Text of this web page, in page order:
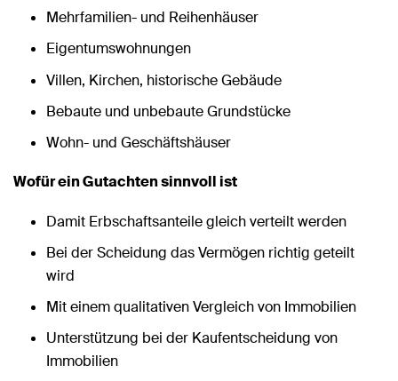
Mehrfamilien- und Reihenhäuser
Eigentumswohnungen
Villen, Kirchen, historische Gebäude
Bebaute und unbebaute Grundstücke
Wohn- und Geschäftshäuser
Wofür ein Gutachten sinnvoll ist
Damit Erbschaftsanteile gleich verteilt werden
Bei der Scheidung das Vermögen richtig geteilt
wird
Mit einem qualitativen Vergleich von Immobilien
Unterstützung bei der Kaufentscheidung von
Immobilien